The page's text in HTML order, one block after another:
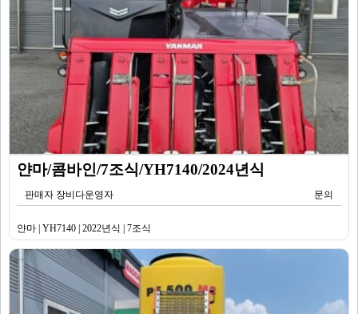
얀마/콤바인/7조식/YH7140/2024년식
판매자 장비다운영자 문의
얀마 | YH7140 | 2022년식 | 7조식